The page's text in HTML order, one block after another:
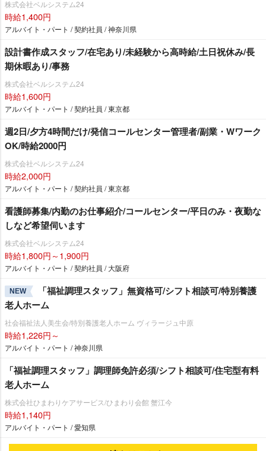
株式会社ベルシステム24
時給1,400円
アルバイト・パート / 契約社員 / 神奈川県
設計書作成スタッフ/在宅あり/未経験から高時給/土日祝休み/長
期休暇あり/事務
株式会社ベルシステム24
時給1,600円
アルバイト・パート / 契約社員 / 東京都
週2日/夕方4時間だけ/発信コールセンター管理者/副業・Wワーク
OK/時給2000円
株式会社ベルシステム24
時給2,000円
アルバイト・パート / 契約社員 / 東京都
看護師募集/内勤のお仕事紹介/コールセンター/平日のみ・夜勤な
しなど希望伺います
株式会社ベルシステム24
時給1,800円～1,900円
アルバイト・パート / 契約社員 / 大阪府
NEW
「福祉調理スタッフ」無資格可/シフト相談可/特別養護
老人ホーム
社会福祉法人美生会/特別養護老人ホーム ヴィラージュ中原
時給1,226円～
アルバイト・パート / 神奈川県
「福祉調理スタッフ」調理師免許必須/シフト相談可/住宅型有料
老人ホーム
株式会社ひまわりケアサービス/ひまわり会館 蟹江今
時給1,140円
アルバイト・パート / 愛知県